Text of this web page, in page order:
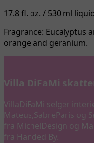
17.8 fl. oz. / 530 ml liquid
Fragrance: Eucalyptus
orange and geranium.
Villa DiFaMi
VillaDiFaMi selger
Mateus,SabreParis og
fra MichelDesign og
fra Handed By.